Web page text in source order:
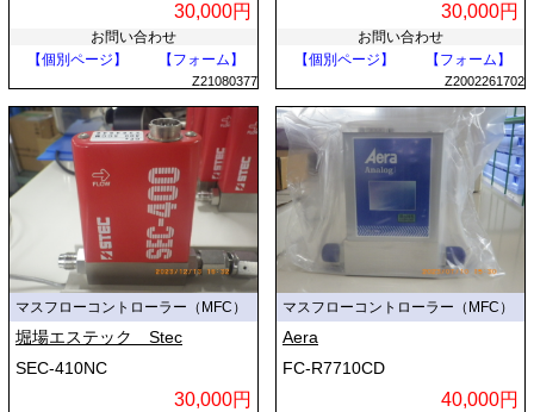
30,000円
お問い合わせ
【個別ページ】
【フォーム】
Z21080377
30,000円
お問い合わせ
【個別ページ】
【フォーム】
Z2002261702
マスフローコントローラー（MFC）
堀場エステック Stec
SEC-410NC
30,000円
マスフローコントローラー（MFC）
Aera
FC-R7710CD
40,000円